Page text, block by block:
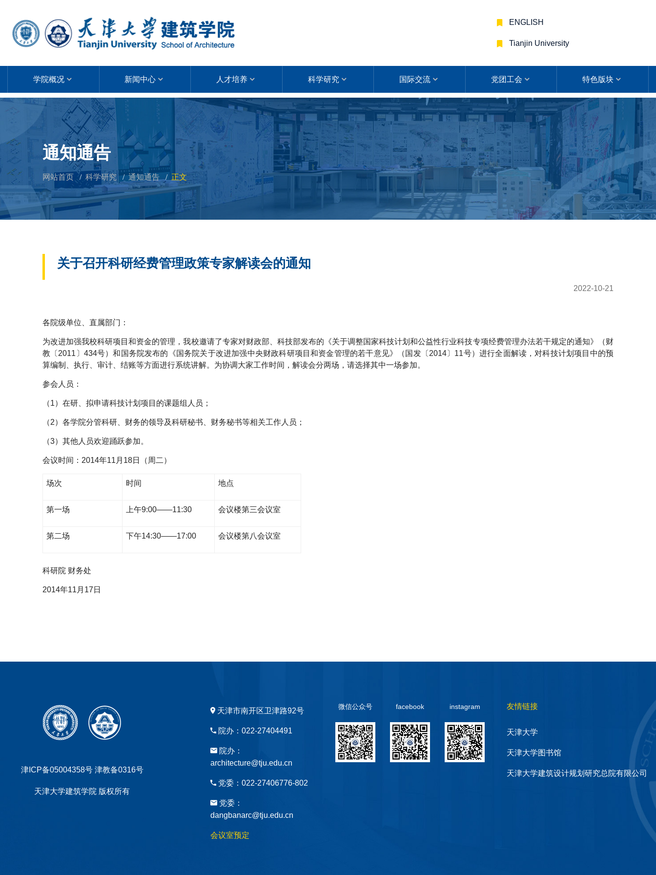
ENGLISH
Tianjin University
学院概况 新闻中心 人才培养 科学研究 国际交流 党团工会 特色版块
通知通告
网站首页 科学研究 通知通告 正文
关于召开科研经费管理政策专家解读会的通知
2022-10-21
各院级单位、直属部门：
为改进加强我校科研项目和资金的管理，我校邀请了专家对财政部、科技部发布的《关于调整国家科技计划和公益性行业科技专项经费管理办法若干规定的通知》（财
教〔2011〕434号）和国务院发布的《国务院关于改进加强中央财政科研项目和资金管理的若干意见》（国发〔2014〕11号）进行全面解读，对科技计划项目中的预
算编制、执行、审计、结账等方面进行系统讲解。为协调大家工作时间，解读会分两场，请选择其中一场参加。
参会人员：
（1）在研、拟申请科技计划项目的课题组人员；
（2）各学院分管科研、财务的领导及科研秘书、财务秘书等相关工作人员；
（3）其他人员欢迎踊跃参加。
会议时间：2014年11月18日（周二）
场次 时间 地点
第一场 上午9:00——11:30 会议楼第三会议室
第二场 下午14:30——17:00 会议楼第八会议室
科研院 财务处
2014年11月17日
津ICP备05004358号 津教备0316号
天津大学建筑学院 版权所有
天津市南开区卫津路92号
院办：022-27404491
院办：
architecture@tju.edu.cn
党委：022-27406776-802
党委：
dangbanarc@tju.edu.cn
会议室预定
微信公众号 facebook instagram 友情链接
天津大学
天津大学图书馆
天津大学建筑设计规划研究总院有限公司